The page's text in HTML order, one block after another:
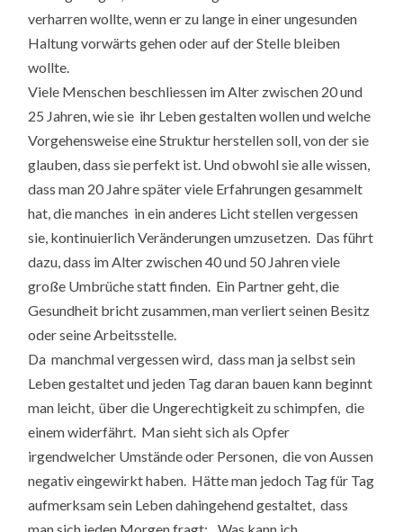
verharren wollte, wenn er zu lange in einer ungesunden
Haltung vorwärts gehen oder auf der Stelle bleiben
wollte.
Viele Menschen beschliessen im Alter zwischen 20 und
25 Jahren, wie sie ihr Leben gestalten wollen und welche
Vorgehensweise eine Struktur herstellen soll, von der sie
glauben, dass sie perfekt ist. Und obwohl sie alle wissen,
dass man 20 Jahre später viele Erfahrungen gesammelt
hat, die manches in ein anderes Licht stellen vergessen
sie, kontinuierlich Veränderungen umzusetzen. Das führt
dazu, dass im Alter zwischen 40 und 50 Jahren viele
große Umbrüche statt finden. Ein Partner geht, die
Gesundheit bricht zusammen, man verliert seinen Besitz
oder seine Arbeitsstelle.
Da manchmal vergessen wird, dass man ja selbst sein
Leben gestaltet und jeden Tag daran bauen kann beginnt
man leicht, über die Ungerechtigkeit zu schimpfen, die
einem widerfährt. Man sieht sich als Opfer
irgendwelcher Umstände oder Personen, die von Aussen
negativ eingewirkt haben. Hätte man jedoch Tag für Tag
aufmerksam sein Leben dahingehend gestaltet, dass